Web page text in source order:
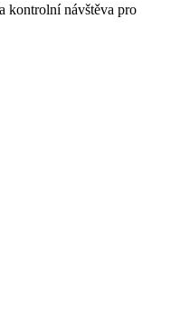
kontrolní návštěva pro